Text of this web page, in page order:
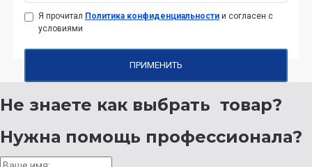
Я прочитал Политика конфиденциальности и согласен с
условиями
ПРИМЕНИТЬ
Не знаете как выбрать товар?
Нужна помощь профессионала?